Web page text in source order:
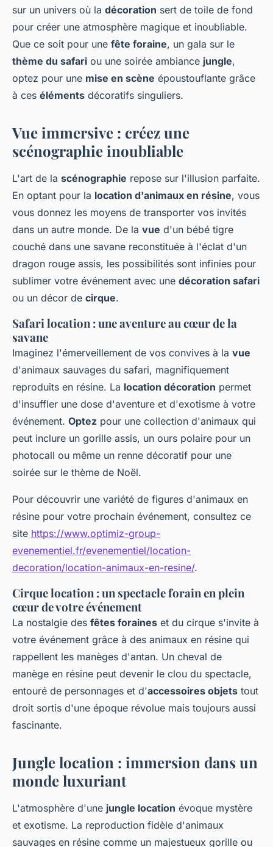
sur un univers où la décoration sert de toile de fond
pour créer une atmosphère magique et inoubliable.
Que ce soit pour une fête foraine, un gala sur le
thème du safari ou une soirée ambiance jungle,
optez pour une mise en scène époustouflante grâce
à ces éléments décoratifs singuliers.
Vue immersive : créez une
scénographie inoubliable
L'art de la scénographie repose sur l'illusion parfaite.
En optant pour la location d'animaux en résine, vous
vous donnez les moyens de transporter vos invités
dans un autre monde. De la vue d'un bébé tigre
couché dans une savane reconstituée à l'éclat d'un
dragon rouge assis, les possibilités sont infinies pour
sublimer votre événement avec une décoration safari
ou un décor de cirque.
Safari location : une aventure au cœur de la
savane
Imaginez l'émerveillement de vos convives à la vue
d'animaux sauvages du safari, magnifiquement
reproduits en résine. La location décoration permet
d'insuffler une dose d'aventure et d'exotisme à votre
événement. Optez pour une collection d'animaux qui
peut inclure un gorille assis, un ours polaire pour un
photocall ou même un renne décoratif pour une
soirée sur le thème de Noël.
Pour découvrir une variété de figures d'animaux en
résine pour votre prochain événement, consultez ce
site https://www.optimiz-group-
evenementiel.fr/evenementiel/location-
decoration/location-animaux-en-resine/.
Cirque location : un spectacle forain en plein
cœur de votre événement
La nostalgie des fêtes foraines et du cirque s'invite à
votre événement grâce à des animaux en résine qui
rappellent les manèges d'antan. Un cheval de
manège en résine peut devenir le clou du spectacle,
entouré de personnages et d'accessoires objets tout
droit sortis d'une époque révolue mais toujours aussi
fascinante.
Jungle location : immersion dans un
monde luxuriant
L'atmosphère d'une jungle location évoque mystère
et exotisme. La reproduction fidèle d'animaux
sauvages en résine comme un majestueux gorille ou